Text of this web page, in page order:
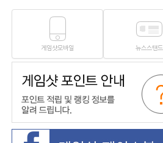
게임샷모바일 뉴스스탠드